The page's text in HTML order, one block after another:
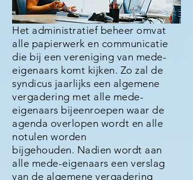
Het administratief beheer omvat
alle papierwerk en communicatie
die bij een vereniging van mede-
eigenaars komt kijken. Zo zal de
syndicus jaarlijks een algemene
vergadering met alle mede-
eigenaars bijeenroepen waar de
agenda overlopen wordt en alle
notulen worden
bijgehouden. Nadien wordt aan
alle mede-eigenaars een verslag
van de algemene vergadering